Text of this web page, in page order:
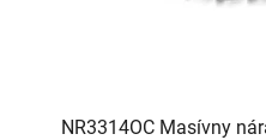
NR3314OC Masívny